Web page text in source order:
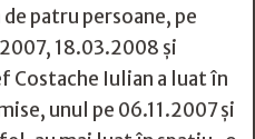
patru persoane, pe
18.03.2008 și
Costache Iulian a luat în
unul pe 06.11.2007 și